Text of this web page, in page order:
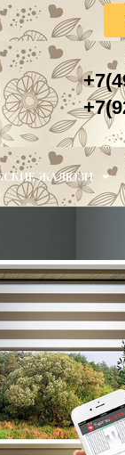
ЖАЛЮЗИ